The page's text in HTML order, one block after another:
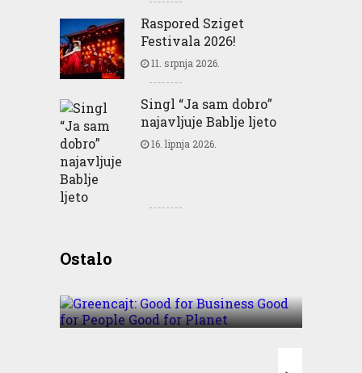
Raspored Sziget
Festivala 2026!
11. srpnja 2026.
Singl “Ja sam dobro”
najavljuje Bablje ljeto
16. lipnja 2026.
OstaloBusiness Good for People